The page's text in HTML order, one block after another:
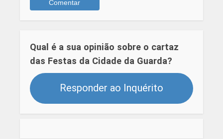
Qual é a sua opinião sobre o cartaz
das Festas da Cidade da Guarda?
Responder ao Inquérito